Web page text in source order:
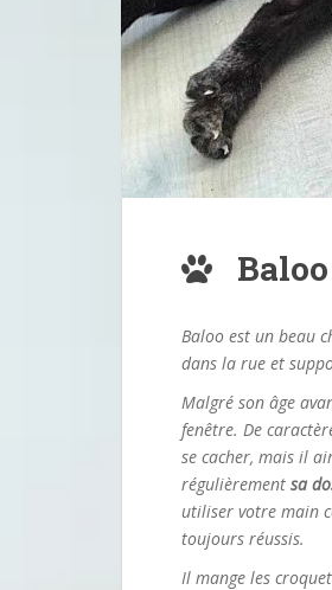
Baloo est un beau
dans la rue et
Malgré son âge
fenêtre. De
se cacher, mais il
régulièrement sa
utiliser votre main
toujours réussis.
Il mange les